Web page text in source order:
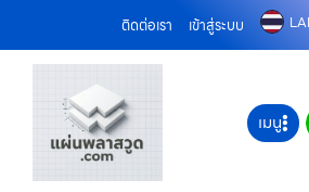
ติดต่อเรา เข้าสู่ระบบ
เมนู